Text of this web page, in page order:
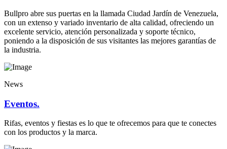
Bullpro abre sus puertas en la llamada Ciudad Jardín de Venezuela,
con un extenso y variado inventario de alta calidad, ofreciendo un
excelente servicio, atención personalizada y soporte técnico,
poniendo a la disposición de sus visitantes las mejores garantías de
la industria.
News
Eventos.
Rifas, eventos y fiestas es lo que te ofrecemos para que te conectes
con los productos y la marca.